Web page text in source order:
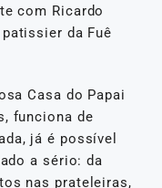
com Ricardo
da Fuê
Casa do Papai
funciona de
já é possível
a sério: da
nas prateleiras,